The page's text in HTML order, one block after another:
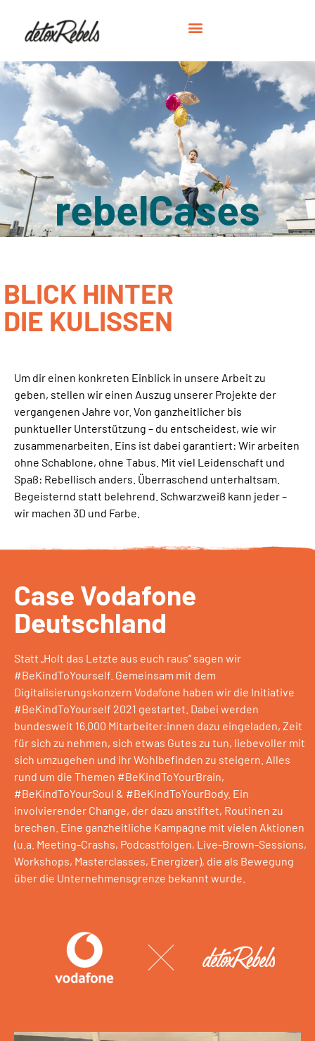
rebelCases
BLICK HINTER
DIE KULISSEN
Um dir einen konkreten Einblick in unsere Arbeit zu
geben, stellen wir einen Auszug unserer Projekte der
vergangenen Jahre vor. Von ganzheitlicher bis
punktueller Unterstützung – du entscheidest, wie wir
zusammenarbeiten. Eins ist dabei garantiert: Wir arbeiten
ohne Schablone, ohne Tabus. Mit viel Leidenschaft und
Spaß: Rebellisch anders. Überraschend unterhaltsam.
Begeisternd statt belehrend. Schwarzweiß kann jeder –
wir machen 3D und Farbe.
Case Vodafone
Deutschland
Statt „Holt das Letzte aus euch raus“ sagen wir
#BeKindToYourself. Gemeinsam mit dem
Digitalisierungskonzern Vodafone haben wir die Initiative
#BeKindToYourself 2021 gestartet. Dabei werden
bundesweit 16.000 Mitarbeiter:innen dazu eingeladen, Zeit
für sich zu nehmen, sich etwas Gutes zu tun, liebevoller mit
sich umzugehen und ihr Wohlbefinden zu steigern. Alles
rund um die Themen #BeKindToYourBrain,
#BeKindToYourSoul & #BeKindToYourBody. Ein
involvierender Change, der dazu anstiftet, Routinen zu
brechen. Eine ganzheitliche Kampagne mit vielen Aktionen
(u.a. Meeting-Crashs, Podcastfolgen, Live-Brown-Sessions,
Workshops, Masterclasses, Energizer), die als Bewegung
über die Unternehmensgrenze bekannt wurde.